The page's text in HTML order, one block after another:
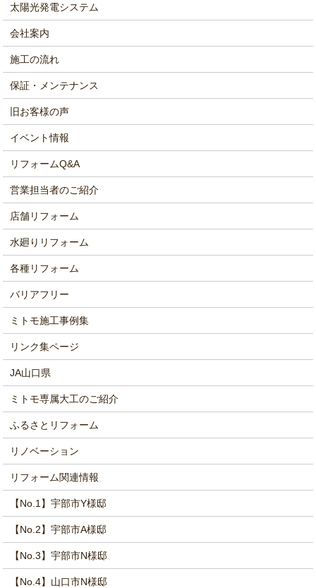
太陽光発電システム
会社案内
施工の流れ
保証・メンテナンス
旧お客様の声
イベント情報
リフォームQ&A
営業担当者のご紹介
店舗リフォーム
水廻りリフォーム
各種リフォーム
バリアフリー
ミトモ施工事例集
リンク集ページ
JA山口県
ミトモ専属大工のご紹介
ふるさとリフォーム
リノベーション
リフォーム関連情報
【No.1】宇部市Y様邸
【No.2】宇部市A様邸
【No.3】宇部市N様邸
【No.4】山口市N様邸